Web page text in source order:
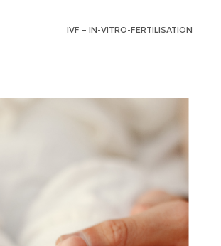
IVF – IN-VITRO-FERTILISATION